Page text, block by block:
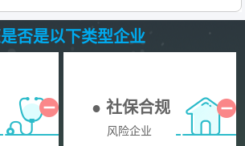
否是以下类型企业
● 社保合规
风险企业